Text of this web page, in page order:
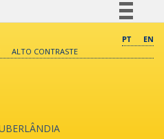
Comunica BR
PT
EN
ALTO CONTRASTE